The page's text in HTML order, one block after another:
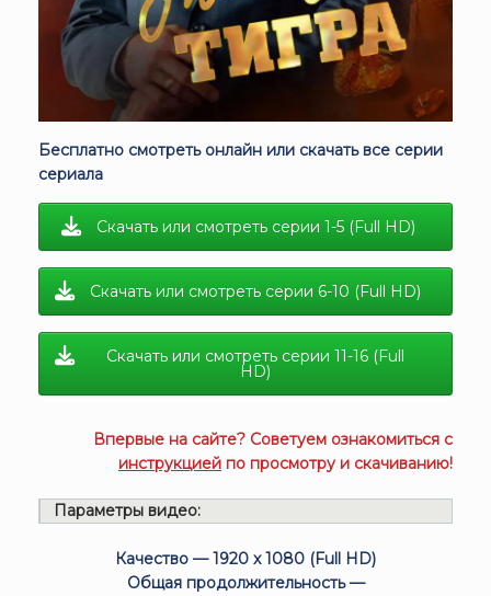
Бесплатно смотреть онлайн или скачать все серии
сериала
Скачать или смотреть серии 1-5 (Full HD)
Скачать или смотреть серии 6-10 (Full HD)
Скачать или смотреть серии 11-16 (Full
HD)
Впервые на сайте? Советуем ознакомиться с
инструкцией по просмотру и скачиванию!
Параметры видео:
Качество — 1920 x 1080 (Full HD)
Общая продолжительность —